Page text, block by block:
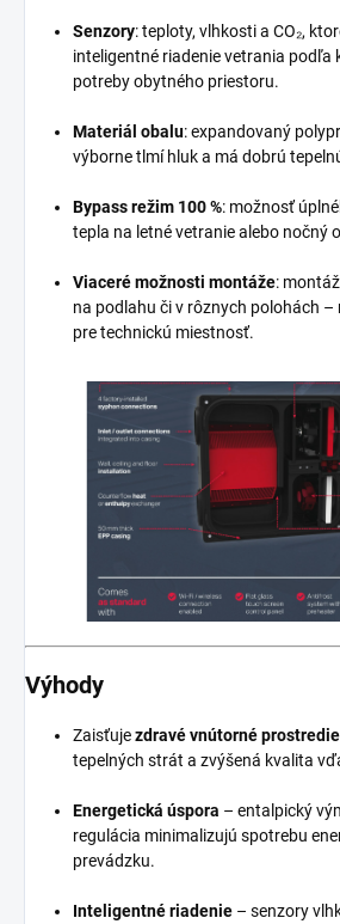
Senzory: teploty, vlhkosti a CO₂,
inteligentné riadenie vetrania podľa
potreby obytného priestoru.
Materiál obalu: expandovaný
výborne tlmí hluk a má dobrú
Bypass režim 100 %: možnosť
tepla na letné vetranie alebo nočný
Viaceré možnosti montáže:
na podlahu či v rôznych polohách
pre technickú miestnosť.
Výhody
Zaisťujezdravé vnútorné prostredie
tepelných strát a zvýšená kvalita
Energetická úspora – entalpický
regulácia minimalizujú spotrebu
prevádzku.
Inteligentné riadenie – senzory